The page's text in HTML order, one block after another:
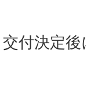
付決定